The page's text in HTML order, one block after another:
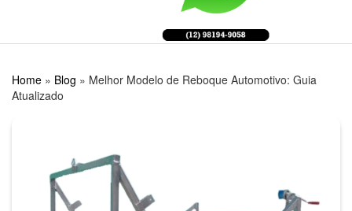
Home » Blog » Melhor Modelo de Reboque Automotivo: Guia
Atualizado